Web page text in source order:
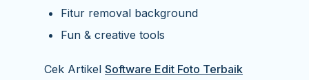
Fitur removal background
Fun & creative tools
Cek Artikel Software Edit Foto Terbaik